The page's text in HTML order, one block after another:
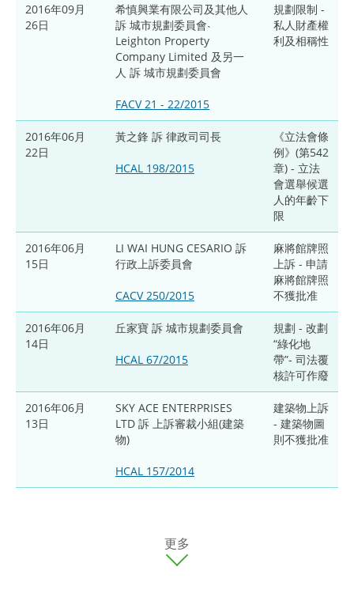
2016年09月
26日
希慎興業有限公司及其他人
訴 城市規劃委員會˴
Leighton Property
Company Limited 及另一
人 訴 城市規劃委員會
FACV 21 - 22/2015
規劃限制 -
私人財產權
利及相稱性
2016年06月
22日
黃之鋒 訴 律政司司長
HCAL 198/2015
《立法會條
例》(第542
章) - 立法
會選舉候選
人的年齡下
限
2016年06月
15日
LI WAI HUNG CESARIO 訴
行政上訴委員會
CACV 250/2015
麻將館牌照
上訴 - 申請
麻將館牌照
不獲批准
2016年06月
14日
丘家寶 訴 城市規劃委員會
HCAL 67/2015
規劃 - 改劃
“綠化地
帶”- 司法覆
核許可作廢
2016年06月
13日
SKY ACE ENTERPRISES
LTD 訴 上訴審裁小組(建築
物)
HCAL 157/2014
建築物上訴
- 建築物圖
則不獲批准
更多